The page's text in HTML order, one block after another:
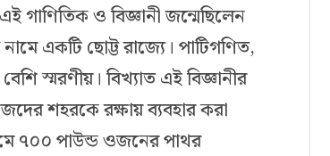
গাণিতিক ও বিজ্ঞানী জন্মেছিলেন
একটি ছোট্ট রাজ্যে। পাটিগণিত,
স্মরণীয়। বিখ্যাত এই বিজ্ঞানীর
শহরকে রক্ষায় ব্যবহার করা
৭০০ পাউন্ড ওজনের পাথর